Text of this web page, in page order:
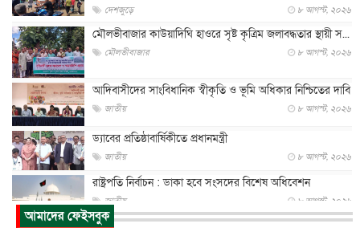
দেশজুড়ে ৮ আগস্ট, ২০২৬
মৌলভীবাজার কাউয়াদিঘি হাওরে সৃষ্ট কৃত্রিম জলাবদ্ধতার স্থায়ী স...
মৌলভীবাজার ৮ আগস্ট, ২০২৬
আদিবাসীদের সাংবিধানিক স্বীকৃতি ও ভূমি অধিকার নিশ্চিতের দাবি
জাতীয় ৮ আগস্ট, ২০২৬
ড্যাবের প্রতিষ্ঠাবার্ষিকীতে প্রধানমন্ত্রী
জাতীয় ৮ আগস্ট, ২০২৬
রাষ্ট্রপতি নির্বাচন : ডাকা হবে সংসদের বিশেষ অধিবেশন
জাতীয় ৮ আগস্ট, ২০২৬
প্রধানমন্ত্রীর সঙ্গে সাক্ষাতে খুদে শিল্পী অনুশ্রী রায়ের স্বপ...
আমাদের ফেইসবুক